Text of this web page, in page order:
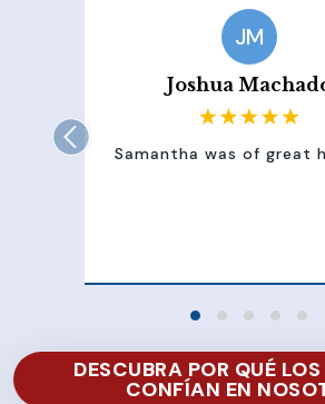
JM
Joshua
Samantha was of great
DESCUBRA POR QUÉ
CONFÍAN EN